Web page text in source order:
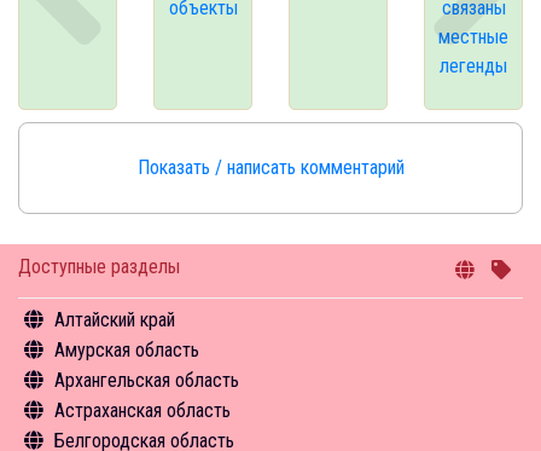
Доступные разделы
Алтайский край
Общая информация
Объекты туристского притяжения
Инфрастуктура туризма
Туризм в цифрах
Амурская область
Общая информация
Объекты туристского притяжения
Инфрастуктура туризма
Архангельская область
Общая информация
Объекты туристского притяжения
Астраханская область
Общая информация
Белгородская область
объекты
связаны
местные
легенды
Показать / написать комментарий